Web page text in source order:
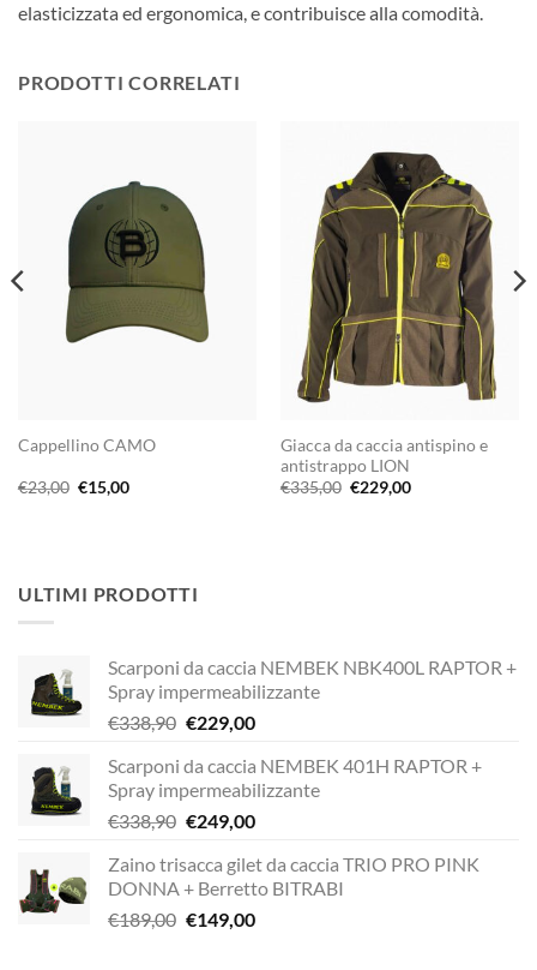
elasticizzata ed ergonomica, e contribuisce alla comodità.
PRODOTTI CORRELATI
Cappellino CAMO
€23,00 Il
prezzo
€15,00Il
Giacca da caccia antispino e
antistrappo LION
€335,00 Il
prezzo
€229,00Il
ULTIMI PRODOTTI
Scarponi da caccia NEMBEK NBK400L RAPTOR +
Spray impermeabilizzante
€338,90 Il
originale
era:
€338,90.
€229,00Il
attuale
è:
€229,00.
Scarponi da caccia NEMBEK 401H RAPTOR +
Spray impermeabilizzante
€338,90 Il
originale
era:
€338,90.
€249,00Il
attuale
è:
€249,00.
Zaino trisacca gilet da caccia TRIO PRO PINK
DONNA + Berretto BITRABI
€189,00 Il
€149,00Il